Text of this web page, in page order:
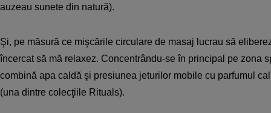
auzeau sunete din natură).
Şi, pe măsură ce mişcările circulare de masaj lucrau să
încercat să mă relaxez. Concentrându-se în principal pe zona
combină apa caldă şi presiunea jeturilor mobile cu parfumul
(una dintre colecţiile Rituals).